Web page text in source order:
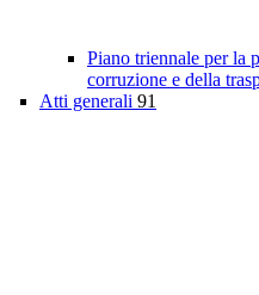
Piano triennale per la
corruzione e della
Atti generali 91